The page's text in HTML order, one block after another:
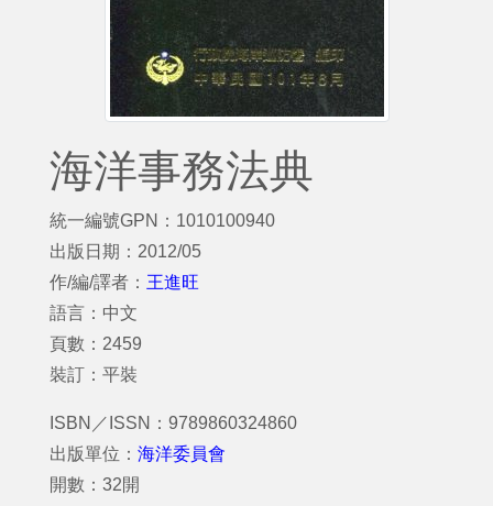
海洋事務法典
統一編號GPN：1010100940
出版日期：2012/05
作/編/譯者： 王進旺
語言：中文
頁數：2459
裝訂：平裝
ISBN／ISSN：9789860324860
出版單位： 海洋委員會
開數：32開